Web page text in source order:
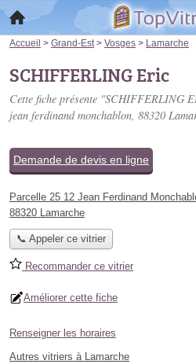
Accueil > Grand-Est > Vosges > Lamarche
SCHIFFERLING Eric
Cette fiche présente "SCHIFFERLING
jean ferdinand monchablon, 88320
Demande de devis en ligne
Parcelle 25 12 Jean Ferdinand
88320 Lamarche
📞 Appeler ce vitrier
Recommander ce vitrier
Améliorer cette fiche
Renseigner les horaires
Autres vitriers à Lamarche